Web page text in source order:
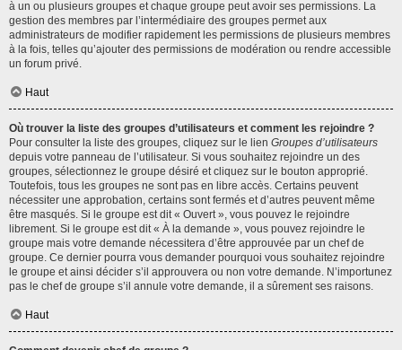
à un ou plusieurs groupes et chaque groupe peut avoir ses permissions. La
gestion des membres par l’intermédiaire des groupes permet aux
administrateurs de modifier rapidement les permissions de plusieurs membres
à la fois, telles qu’ajouter des permissions de modération ou rendre accessible
un forum privé.
Haut
Où trouver la liste des groupes d’utilisateurs et comment les rejoindre ?
Pour consulter la liste des groupes, cliquez sur le lien Groupes d’utilisateurs
depuis votre panneau de l’utilisateur. Si vous souhaitez rejoindre un des
groupes, sélectionnez le groupe désiré et cliquez sur le bouton approprié.
Toutefois, tous les groupes ne sont pas en libre accès. Certains peuvent
nécessiter une approbation, certains sont fermés et d’autres peuvent même
être masqués. Si le groupe est dit « Ouvert », vous pouvez le rejoindre
librement. Si le groupe est dit « À la demande », vous pouvez rejoindre le
groupe mais votre demande nécessitera d’être approuvée par un chef de
groupe. Ce dernier pourra vous demander pourquoi vous souhaitez rejoindre
le groupe et ainsi décider s’il approuvera ou non votre demande. N’importunez
pas le chef de groupe s’il annule votre demande, il a sûrement ses raisons.
Haut